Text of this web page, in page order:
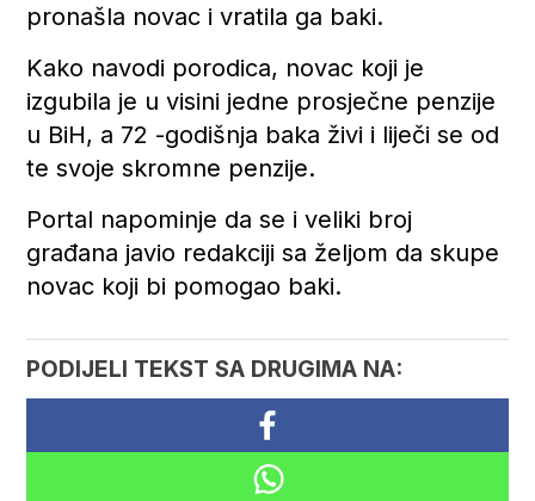
pronašla novac i vratila ga baki.
Kako navodi porodica, novac koji je
izgubila je u visini jedne prosječne penzije
u BiH, a 72 -godišnja baka živi i liječi se od
te svoje skromne penzije.
Portal napominje da se i veliki broj
građana javio redakciji sa željom da skupe
novac koji bi pomogao baki.
PODIJELI TEKST SA DRUGIMA NA: